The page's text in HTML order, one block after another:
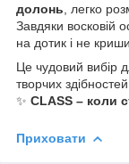
долонь , легко
Завдяки восковій
на дотик і не
Це чудовий вибір
творчих
✨ CLASS – коли
Приховати